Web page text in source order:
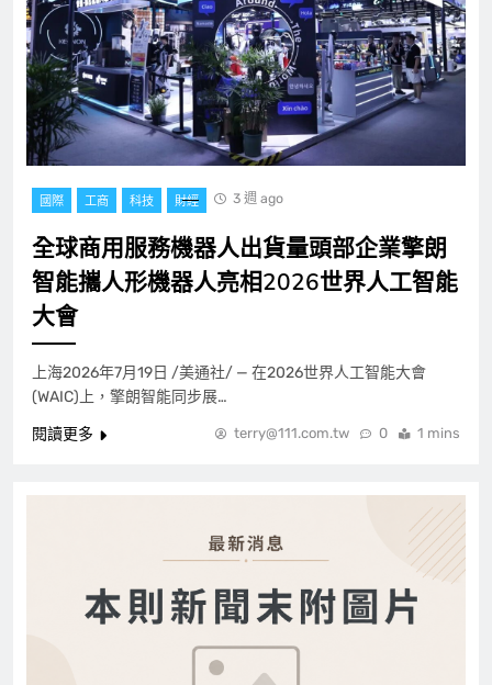
國際 工商 科技 財經 3 週 ago
全球商用服務機器人出貨量頭部企業擎朗
智能攜人形機器人亮相2026世界人工智能
大會
上海2026年7月19日 /美通社/ — 在2026世界人工智能大會
(WAIC)上，擎朗智能同步展…
閱讀更多
terry@111.com.tw 0 1 mins